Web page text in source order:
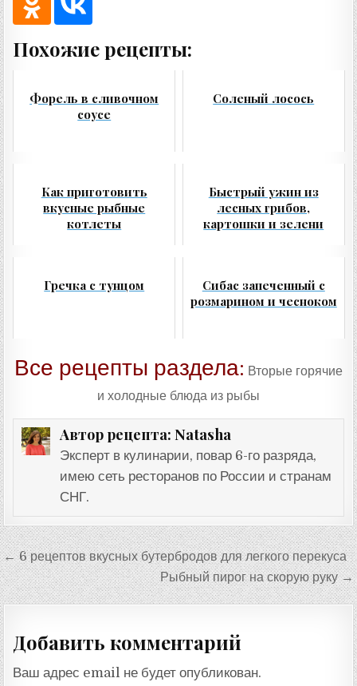
Похожие рецепты:
Форель в сливочном
соусе
Соленый лосось
Как приготовить
вкусные рыбные
котлеты
Быстрый ужин из
лесных грибов,
картошки и зелени
Гречка с тунцом
Сибас запеченный с
розмарином и чесноком
Все рецепты раздела: Вторые горячие
и холодные блюда из рыбы
Автор рецепта: Natasha
Эксперт в кулинарии, повар 6-го разряда,
имею сеть ресторанов по России и странам
СНГ.
Навигация
по
записям
← 6 рецептов вкусных бутербродов для легкого перекуса
Рыбный пирог на скорую руку →
Добавить комментарий
Ваш адрес email не будет опубликован.